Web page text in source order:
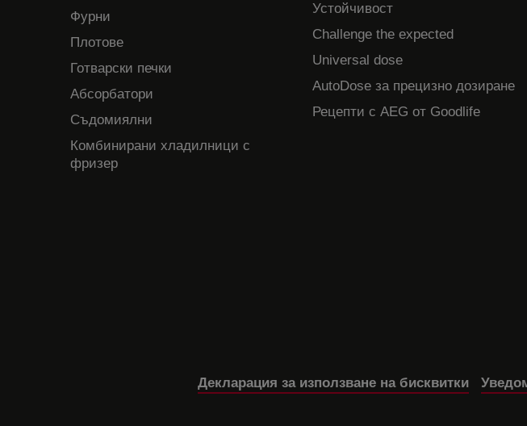
Фурни
Плотове
Готварски печки
Абсорбатори
Съдомиялни
Комбинирани хладилници с
фризер
Устойчивост
Challenge the expected
Universal dose
AutoDose за прецизно дозиране
Рецепти с AEG от Goodlife
Декларация за използване на бисквитки